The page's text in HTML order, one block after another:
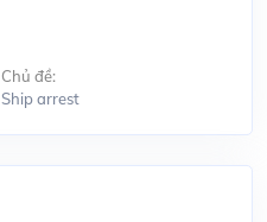
Chủ đề:
Ship arrest